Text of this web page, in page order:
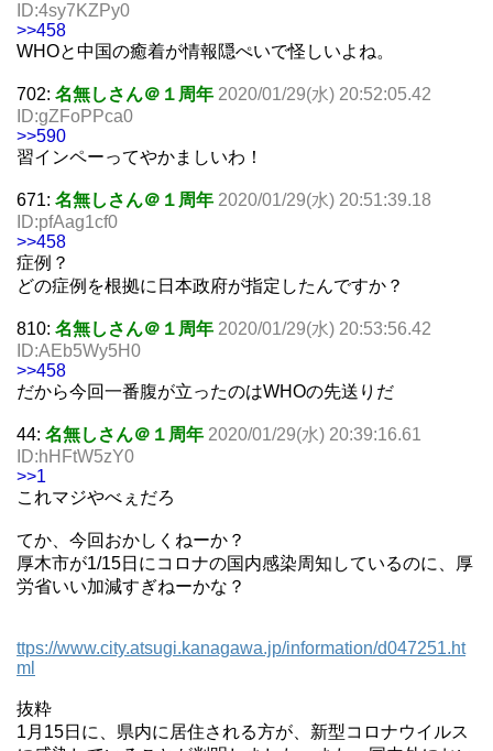
ID:4sy7KZPy0
>>458
WHOと中国の癒着が情報隠ぺいで怪しいよね。
702: 名無しさん＠１周年 2020/01/29(水) 20:52:05.42
ID:gZFoPPca0
>>590
習インペーってやかましいわ！
671: 名無しさん＠１周年 2020/01/29(水) 20:51:39.18
ID:pfAag1cf0
>>458
症例？
どの症例を根拠に日本政府が指定したんですか？
810: 名無しさん＠１周年 2020/01/29(水) 20:53:56.42
ID:AEb5Wy5H0
>>458
だから今回一番腹が立ったのはWHOの先送りだ
44: 名無しさん＠１周年 2020/01/29(水) 20:39:16.61
ID:hHFtW5zY0
>>1
これマジやべぇだろ
てか、今回おかしくねーか？
厚木市が1/15日にコロナの国内感染周知しているのに、厚
労省いい加減すぎねーかな？
ttps://www.city.atsugi.kanagawa.jp/information/d047251.ht
ml
抜粋
1月15日に、県内に居住される方が、新型コロナウイルス